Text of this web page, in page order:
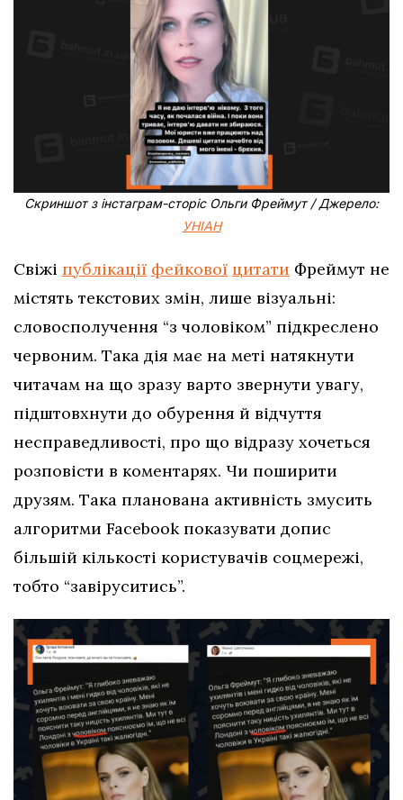
Скриншот з інстаграм-сторіс Ольги Фреймут / Джерело:
УНІАН
Свіжі публікації фейкової цитати Фреймут не
містять текстових змін, лише візуальні:
словосполучення “з чоловіком” підкреслено
червоним. Така дія має на меті натякнути
читачам на що зразу варто звернути увагу,
підштовхнути до обурення й відчуття
несправедливості, про що відразу хочеться
розповісти в коментарях. Чи поширити
друзям. Така планована активність змусить
алгоритми Facebook показувати допис
більшій кількості користувачів соцмережі,
тобто “завіруситись”.